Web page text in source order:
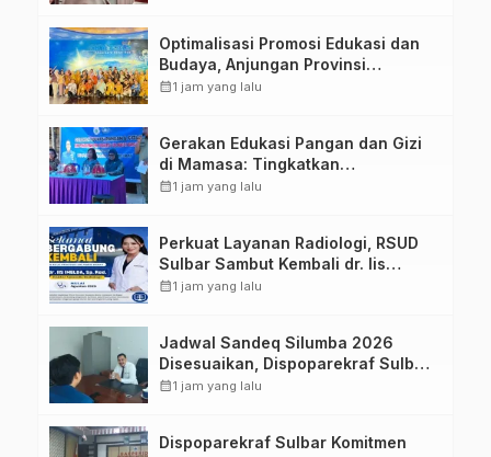
Optimalisasi Promosi Edukasi dan
Budaya, Anjungan Provinsi
Sulawesi Barat Perkuat Kolaborasi
calendar_month1 jam yang lalu
Gerakan Edukasi Pangan dan Gizi
di Mamasa: Tingkatkan
Pengetahuan dan Keterampilan
calendar_month1 jam yang lalu
Perkuat Layanan Radiologi, RSUD
Sulbar Sambut Kembali dr. Iis
Imelda, Sp.Rad
calendar_month1 jam yang lalu
Jadwal Sandeq Silumba 2026
Disesuaikan, Dispoparekraf Sulbar
Pastikan Persiapan Tetap
calendar_month1 jam yang lalu
Dispoparekraf Sulbar Komitmen